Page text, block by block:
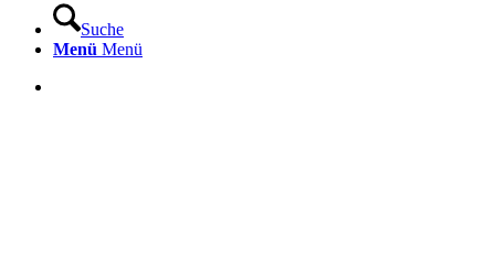
Suche
Menü Menü